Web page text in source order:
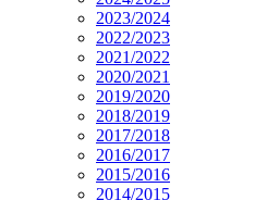
2023/2024
2022/2023
2021/2022
2020/2021
2019/2020
2018/2019
2017/2018
2016/2017
2015/2016
2014/2015